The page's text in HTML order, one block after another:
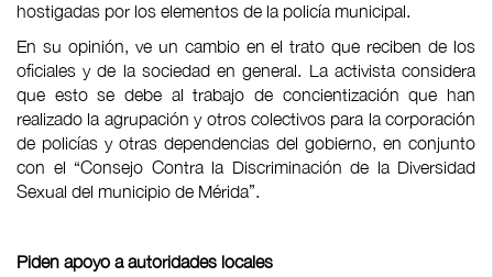
hostigadas por los elementos de la policía municipal.
En su opinión, ve un cambio en el trato que reciben de los
oficiales y de la sociedad en general. La activista considera
que esto se debe al trabajo de concientización que han
realizado la agrupación y otros colectivos para la corporación
de policías y otras dependencias del gobierno, en conjunto
con el “Consejo Contra la Discriminación de la Diversidad
Sexual del municipio de Mérida”.
Piden apoyo a autoridades locales